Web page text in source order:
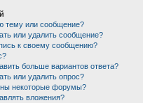
тему или сообщение?
или удалить сообщение?
к своему сообщению?
больше вариантов ответа?
или удалить опрос?
некоторые форумы?
вложения?